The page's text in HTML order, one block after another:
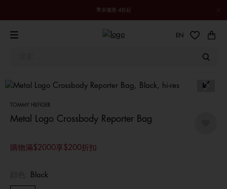
季末優惠 4折起
EN
TOMMY HILFIGER
Metal Logo Crossbody Reporter Bag
購物滿$2000享$200折扣
Black